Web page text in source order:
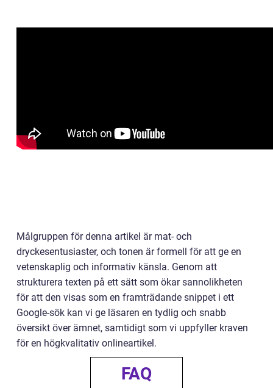
Målgruppen för denna artikel är mat- och
dryckesentusiaster, och tonen är formell för att ge en
vetenskaplig och informativ känsla. Genom att
strukturera texten på ett sätt som ökar sannolikheten
för att den visas som en framträdande snippet i ett
Google-sök kan vi ge läsaren en tydlig och snabb
översikt över ämnet, samtidigt som vi uppfyller kraven
för en högkvalitativ onlineartikel.
FAQ